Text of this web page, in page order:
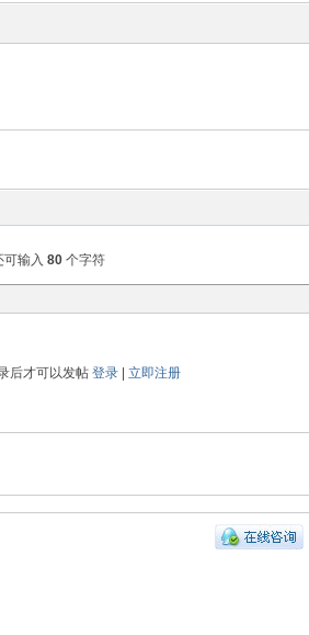
可输入 80 个字符
后才可以发帖 登录 立即注册